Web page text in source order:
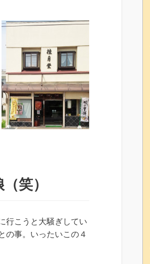
笑）
行こうと大騒ぎしてい
の事。いったいこの４